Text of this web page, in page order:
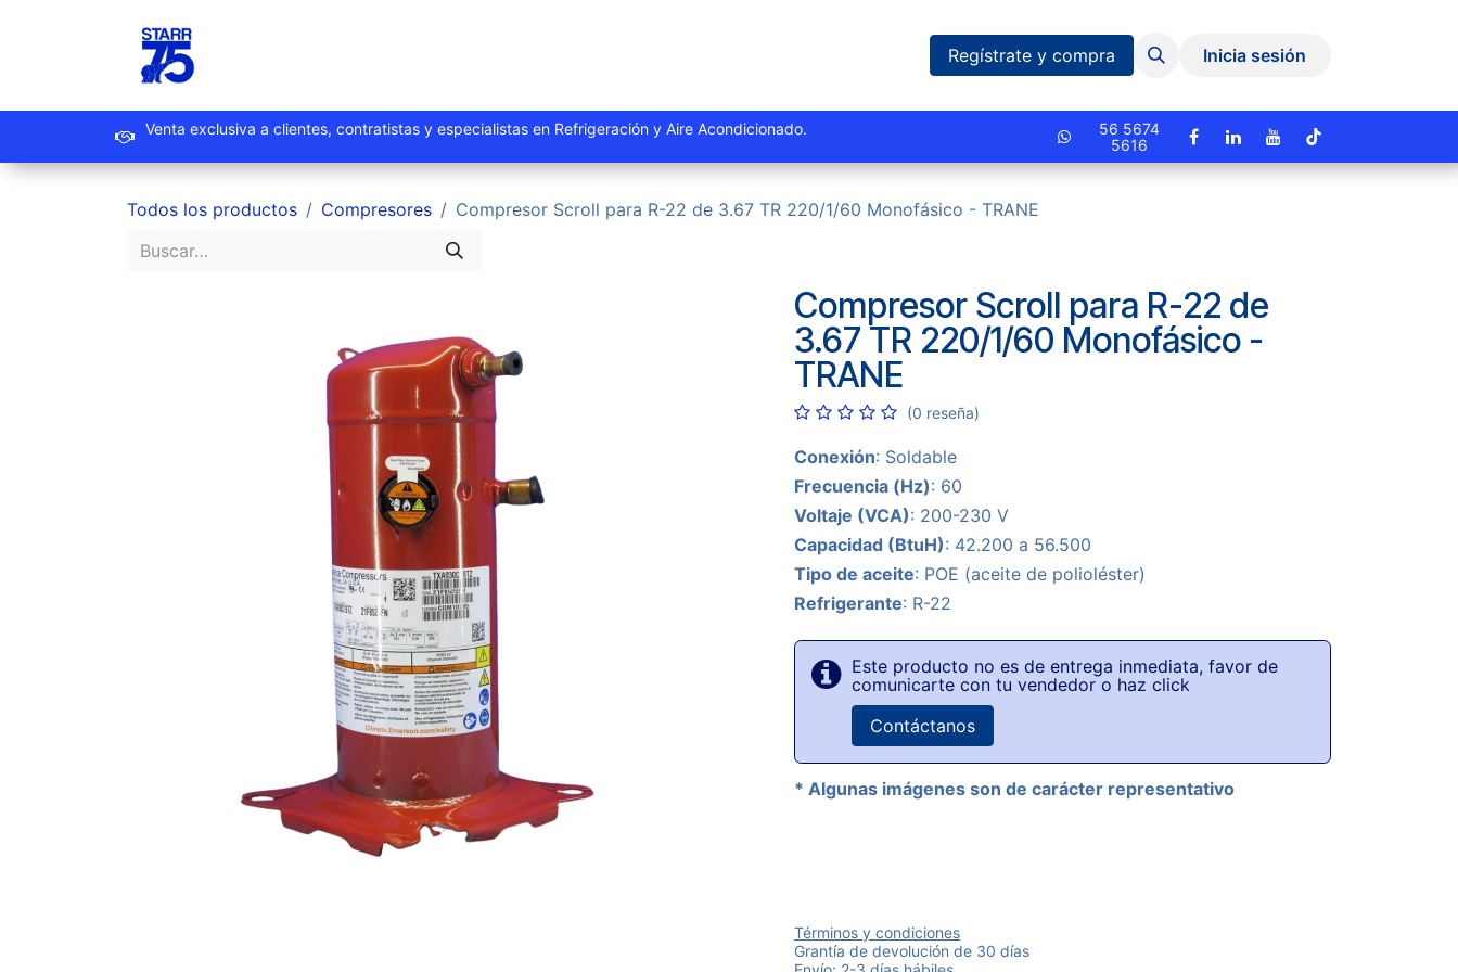
Sucursales Eventos y Capacitaciones Quiniela
Regístrate y compra Inicia sesión
Venta exclusiva a clientes, contratistas y especialistas en Refrigeración y Aire Acondicionado.
56 5674
5616
Todos los productos Compresores Compresor Scroll para R-22 de 3.67 TR 220/1/60 Monofásico - TRANE
Compresor Scroll para R-22 de
3.67 TR 220/1/60 Monofásico -
TRANE
(0 reseña)
Conexión: Soldable
Frecuencia (Hz): 60
Voltaje (VCA): 200-230 V
Capacidad (BtuH): 42.200 a 56.500
Tipo de aceite: POE (aceite de polioléster)
Refrigerante: R-22
Este producto no es de entrega inmediata, favor de
comunicarte con tu vendedor o haz click
Contáctanos
* Algunas imágenes son de carácter representativo
Términos y condiciones
Grantía de devolución de 30 días